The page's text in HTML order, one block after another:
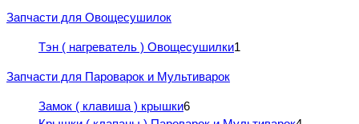
Запчасти для Овощесушилок
Тэн ( нагреватель ) Овощесушилки1
Запчасти для Пароварок и Мультиварок
Замок ( клавиша ) крышки6